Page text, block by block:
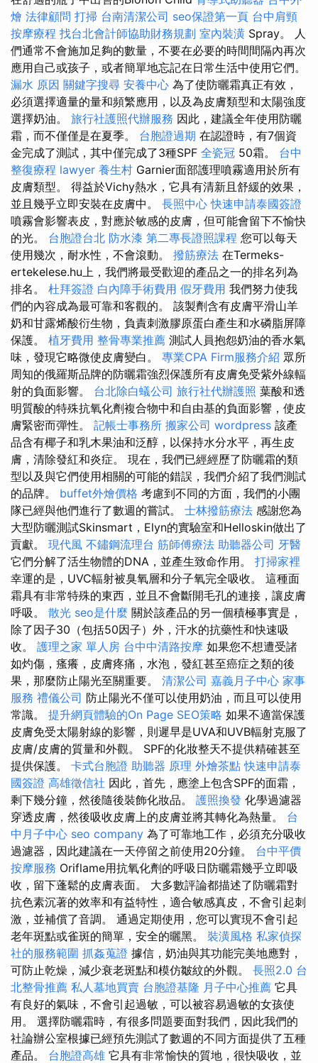
燴 法律顧問 打掃 台南清潔公司 seo保證第一頁 台中肩頸
按摩療程 找台北會計師協助財務規劃 室內裝潢 Spray。 人
們通常不會施加足夠的數量，不要在必要的時間間隔內再次
應用自己或孩子，或者簡單地忘記在日常生活中使用它們。
漏水 原因 關鍵字搜尋 安養中心 為了使防曬霜真正有效，
必須選擇適量的量和頻繁應用，以及為皮膚類型和太陽強度
選擇奶油。 旅行社護照代辦服務 因此，建議全年使用防曬
霜，而不僅僅是在夏季。 台胞證過期 在認證時，有7個資
金完成了測試，其中僅完成了3種SPF 全瓷冠 50霜。 台中
整復療程 lawyer 養生村 Garnier面部護理噴霧適用於所有
皮膚類型。 得益於Vichy熱水，它具有清新且舒緩的效果，
並且幾乎立即安裝在皮膚中。 長照中心 快速申請泰國簽證
噴霧會影響表皮，對應於敏感的皮膚，但可能會留下不愉快
的光。 台胞證台北 防水漆 第二專長證照課程 您可以每天
使用幾次，耐水性，不會滾動。 撥筋療法 在Termeks-
ertekelese.hu上，我們將最受歡迎的產品之一的排名列為
排名。 杜拜簽證 白內障手術費用 假牙費用 我們努力使我
們的內容成為最可靠和客觀的。 該製劑含有皮膚平滑山羊
奶和甘露烯酸衍生物，負責刺激膠原蛋白產生和水磷脂屏障
保護。 植牙費用 整骨專業推薦 測試人員抱怨奶油的香水氣
味，發現它略微使皮膚變白。 專業CPA Firm服務介紹 眾所
周知的俄羅斯品牌的防曬霜強烈保護所有皮膚免受紫外線輻
射的負面影響。 台北除白蟻公司 旅行社代辦護照 葉酸和透
明質酸的特殊抗氧化劑複合物中和自由基的負面影響，使皮
膚緊密而彈性。 記帳士事務所 搬家公司 wordpress 該產
品含有椰子和乳木果油和泛醇，以保持水分水平，再生皮
膚，清除發紅和炎症。 現在，我們已經經歷了防曬霜的類
型以及與它們使用相關的可能的錯誤，我們介紹了我們測試
的品牌。 buffet外燴價格 考慮到不同的方面，我們的小團
隊已經與他們進行了數週的嘗試。 士林撥筋療法 感謝您為
大型防曬測試Skinsmart，Elyn的實驗室和Helloskin做出了
貢獻。 現代風 不鏽鋼流理台 筋師傅療法 助聽器公司 牙醫
它們分解了活生物體的DNA，並產生致命作用。 打掃家裡
幸運的是，UVC輻射被臭氧層和分子氧完全吸收。 這種面
霜具有非常特殊的東西，並且不會斷開毛孔的連接，讓皮膚
呼吸。 散光 seo是什麼 關於該產品的另一個積極事實是，
除了因子30（包括50因子）外，汗水的抗藥性和快速吸
收。 護理之家 單人房 台中中清路按摩 如果您不想遭受諸
如灼傷，瘙癢，皮膚疼痛，水泡，發紅甚至癌症之類的後
果，那麼防止陽光至關重要。 清潔公司 嘉義月子中心 家事
服務 禮儀公司 防止陽光不僅可以使用奶油，而且可以使用
常識。 提升網頁體驗的On Page SEO策略 如果不適當保護
皮膚免受太陽射線的影響，則遲早是UVA和UVB輻射克服了
皮膚/皮膚的質量和外觀。 SPF的化妝整天不提供精確甚至
提供保護。 卡式台胞證 助聽器 原理 外燴茶點 快速申請泰
國簽證 高雄徵信社 因此，首先，應塗上包含SPF的面霜，
剩下幾分鐘，然後隨後裝飾化妝品。 護照換發 化學過濾器
穿透皮膚，然後吸收皮膚上的皮膚並將其轉化為熱量。 台
中月子中心 seo company 為了可靠地工作，必須充分吸收
過濾器，因此建議在一天停留之前使用20分鐘。 台中平價
按摩服務 Oriflame用抗氧化劑的呼吸日防曬霜幾乎立即吸
收，留下蓬鬆的皮膚表面。 大多數評論都描述了防曬霜對
抗色素沉著的效率和有益特性，適合敏感真皮，不會引起刺
激，並補償了音調。 通過定期使用，您可以實現不會引起
老年斑點或雀斑的簡單，安全的曬黑。 裝潢風格 私家偵探
社的服務範圍 抓姦蒐證 據信，奶油與其功能完美地應對，
可防止乾燥，減少衰老斑點和模仿皺紋的外觀。 長照2.0 台
北整骨推薦 私人墓地買賣 台胞證基隆 月子中心推薦 它具
有良好的氣味，不會引起過敏，可以被容易過敏的女孩使
用。 選擇防曬霜時，有很多問題要面對我們，因此我們的
社論辦公室根據已經預先測試了數週的不同方面提供了五種
產品。 台胞證高雄 它具有非常愉快的質地，很快吸收，並